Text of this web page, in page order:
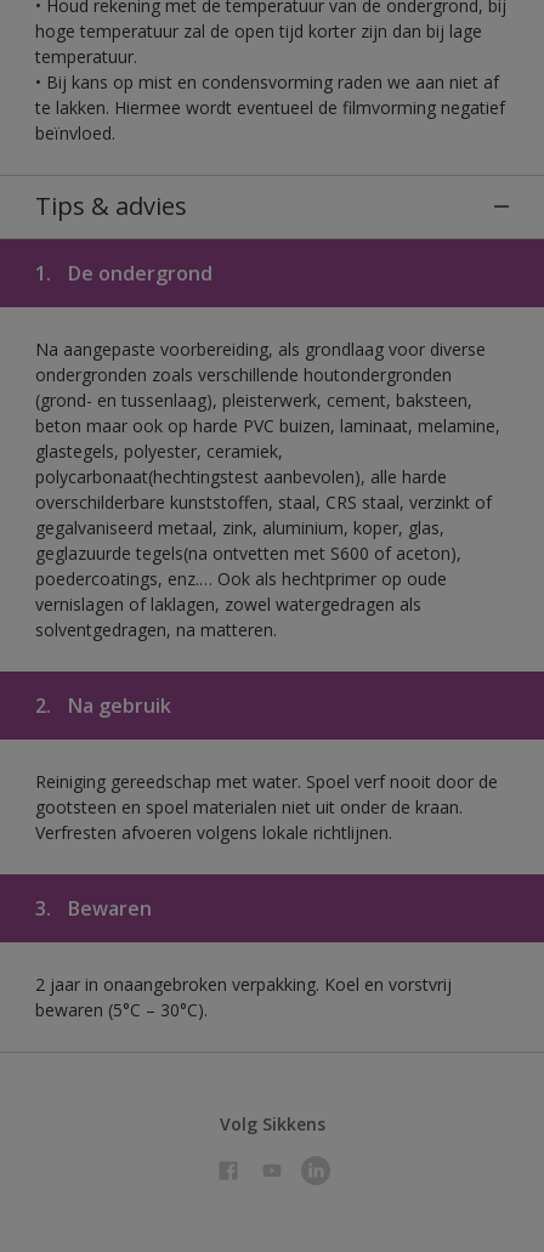
• Houd rekening met de temperatuur van de ondergrond, bij
hoge temperatuur zal de open tijd korter zijn dan bij lage
temperatuur.
• Bij kans op mist en condensvorming raden we aan niet af
te lakken. Hiermee wordt eventueel de filmvorming negatief
beïnvloed.
Tips & advies
1. De ondergrond
Na aangepaste voorbereiding, als grondlaag voor diverse
ondergronden zoals verschillende houtondergronden
(grond- en tussenlaag), pleisterwerk, cement, baksteen,
beton maar ook op harde PVC buizen, laminaat, melamine,
glastegels, polyester, ceramiek,
polycarbonaat(hechtingstest aanbevolen), alle harde
overschilderbare kunststoffen, staal, CRS staal, verzinkt of
gegalvaniseerd metaal, zink, aluminium, koper, glas,
geglazuurde tegels(na ontvetten met S600 of aceton),
poedercoatings, enz.… Ook als hechtprimer op oude
vernislagen of laklagen, zowel watergedragen als
solventgedragen, na matteren.
2. Na gebruik
Reiniging gereedschap met water. Spoel verf nooit door de
gootsteen en spoel materialen niet uit onder de kraan.
Verfresten afvoeren volgens lokale richtlijnen.
3. Bewaren
2 jaar in onaangebroken verpakking. Koel en vorstvrij
bewaren (5°C – 30°C).
Volg Sikkens